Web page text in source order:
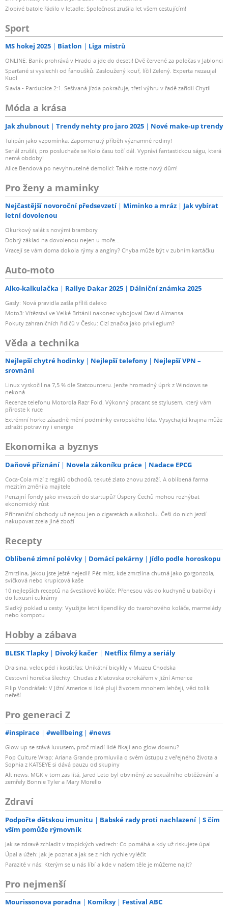
not limited to, wallpapers, backgrounds, pictures, UI
design) may vary. Please refer to the actual product.
*The product site shows the typical value data. All data
come from Xiaomi Laboratories, design and technology
parameters, and data were provided by vendors. The
testing data may vary slightly between different test
versions and testing environments and may not reflect
Zlobivé batole řádilo v letadle: Společnost zrušila let všem cestujícím!
Sport
MS hokej 2025 Biatlon Liga mistrů
ONLINE: Baník prohrává v Hradci a jde do deseti! Dvě červené za poločas v Jablonci
Sparťané si vyslechli od fanoušků. Zasloužený kouř, líčil Zelený. Experta nezaujal
Kuol
Slavia - Pardubice 2:1. Sešívaná jízda pokračuje, třetí výhru v řadě zařídil Chytil
Móda a krása
Jak zhubnout Trendy nehty pro jaro 2025 Nové make-up trendy
Tulipán jako vzpomínka: Zapomenutý příběh významné rodiny!
Seriál zrušili, pro posluchače se Kolo času točí dál. Vypráví fantastickou ságu, která
nemá obdoby!
Alice Bendová po nevyhnutelné demolici: Takhle roste nový dům!
Pro ženy a maminky
Nejčastější novoroční předsevzetí Miminko a mráz
Jak vybírat
letní dovolenou
Okurkový salát s novými brambory
Dobrý základ na dovolenou nejen u moře...
Vracejí se vám doma dokola rýmy a angíny? Chyba může být v zubním kartáčku
Auto-moto
Alko-kalkulačka Rallye Dakar 2025 Dálniční známka 2025
Gasly: Nová pravidla zašla příliš daleko
Moto3: Vítězství ve Velké Británii nakonec vybojoval David Almansa
Pokuty zahraničních řidičů v Česku: Cizí značka jako privilegium?
Věda a technika
Nejlepší chytré hodinky Nejlepší telefony
Nejlepší VPN –
srovnání
Linux vyskočil na 7,5 % dle Statcounteru. Jenže hromadný úprk z Windows se
nekoná
Recenze telefonu Motorola Razr Fold. Výkonný pracant se stylusem, který vám
přiroste k ruce
Extrémní horko zásadně mění podmínky evropského léta. Vysychající krajina může
zdražit potraviny i energie
Ekonomika a byznys
Daňové přiznání Novela zákoníku práce Nadace EPCG
Coca-Cola mizí z regálů obchodů, tekuté zlato znovu zdraží. A oblíbená farma
mezitím změnila majitele
Penzijní fondy jako investoři do startupů? Úspory Čechů mohou rozhýbat
ekonomický růst
Příhraniční obchody už nejsou jen o cigaretách a alkoholu. Češi do nich jezdí
nakupovat zcela jiné zboží
Recepty
Oblíbené zimní polévky Domácí pekárny Jídlo podle horoskopu
Zmrzlina, jakou jste ještě nejedli! Pět míst, kde zmrzlina chutná jako gorgonzola,
svíčková nebo krupicová kaše
10 nejlepších receptů na švestkové koláče: Přenesou vás do kuchyně u babičky i
do luxusní cukrárny
Sladký poklad u cesty: Využijte letní špendlíky do tvarohového koláče, marmelády
nebo kompotu
Hobby a zábava
BLESK Tlapky Divoký kačer Netflix filmy a seriály
Draisina, velocipéd i kostitřas: Unikátní bicykly v Muzeu Chodska
Cestovní horečka šlechty: Chuďas z Klatovska otrokářem v Jižní Americe
Filip Vondrášek: V Jižní Americe si lidé plují životem mnohem lehčeji, věci tolik
neřeší
Pro generaci Z
#inspirace #wellbeing #news
Glow up se stává luxusem, proč mladí lidé říkají ano glow downu?
Pop Culture Wrap: Ariana Grande promluvila o svém ústupu z veřejného života a
Sophia z KATSEYE si dává pauzu od skupiny
Alt news: MGK v tom zas lítá, Jared Leto byl obviněný ze sexuálního obtěžování a
zemřely Bonnie Tyler a Mary Morello
Zdraví
Podpořte dětskou imunitu Babské rady proti nachlazení
S čím
vším pomůže rýmovník
Jak se zdravě zchladit v tropických vedrech: Co pomáhá a kdy už riskujete úpal
Úpal a úžeh: Jak je poznat a jak se z nich rychle vyléčit
Parazité v nás: Kterým se u nás líbí a kde v našem těle je můžeme najít?
Pro nejmenší
Mourissonova poradna Komiksy Festival ABC